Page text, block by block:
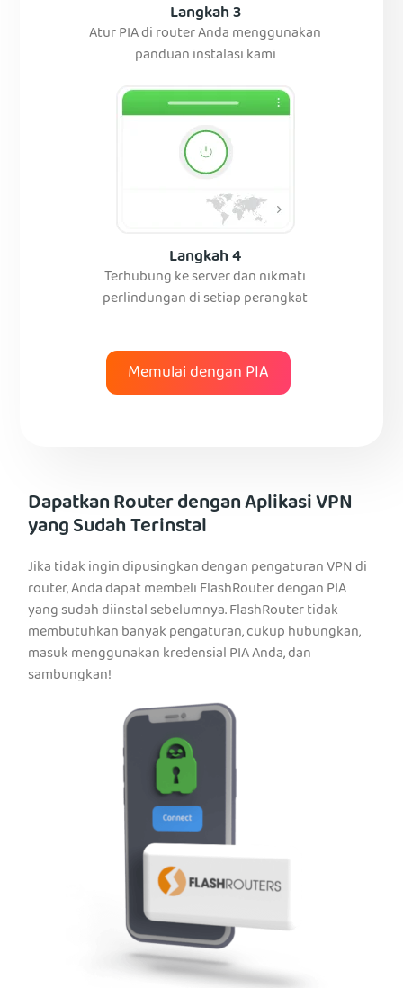
Langkah 3
Atur PIA di router Anda menggunakan
panduan instalasi kami
Langkah 4
Terhubung ke server dan nikmati
perlindungan di setiap perangkat
Memulai dengan PIA
Dapatkan Router dengan Aplikasi VPN
yang Sudah Terinstal
Jika tidak ingin dipusingkan dengan pengaturan VPN di
router, Anda dapat membeli FlashRouter dengan PIA
yang sudah diinstal sebelumnya. FlashRouter tidak
membutuhkan banyak pengaturan, cukup hubungkan,
masuk menggunakan kredensial PIA Anda, dan
sambungkan!